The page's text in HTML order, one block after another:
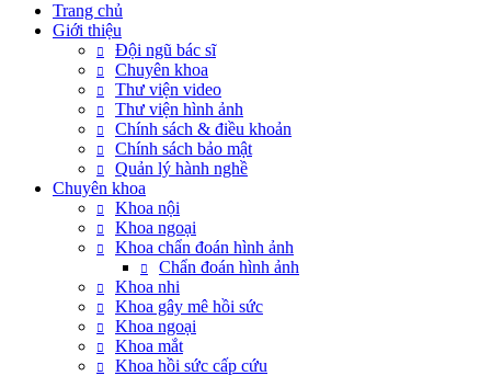
Trang chủ
Giới thiệu
Đội ngũ bác sĩ
Chuyên khoa
Thư viện video
Thư viện hình ảnh
Chính sách & điều khoản
Chính sách bảo mật
Quản lý hành nghề
Chuyên khoa
Khoa nội
Khoa ngoại
Khoa chẩn đoán hình ảnh
Chẩn đoán hình ảnh
Khoa nhi
Khoa gây mê hồi sức
Khoa ngoại
Khoa mắt
Khoa hồi sức cấp cứu